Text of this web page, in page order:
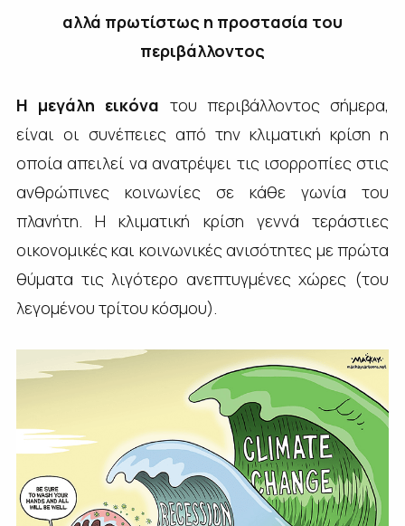
αλλά πρωτίστως η προστασία του
περιβάλλοντος
Η μεγάλη εικόνα του περιβάλλοντος σήμερα,
είναι οι συνέπειες από την κλιματική κρίση η
οποία απειλεί να ανατρέψει τις ισορροπίες στις
ανθρώπινες κοινωνίες σε κάθε γωνία του
πλανήτη. Η κλιματική κρίση γεννά τεράστιες
οικονομικές και κοινωνικές ανισότητες με πρώτα
θύματα τις λιγότερο ανεπτυγμένες χώρες (του
λεγομένου τρίτου κόσμου).